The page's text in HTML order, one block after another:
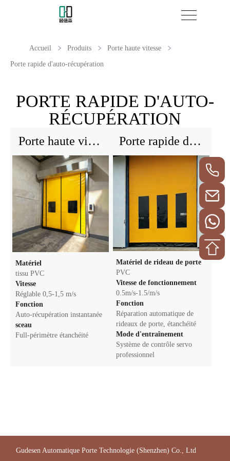
Accueil Produits Porte haute vitesse
Porte rapide d'auto-récupération
PORTE RAPIDE D'AUTO-
RÉCUPÉRATION
Porte haute vitesse scellée à fermeture éclaire
Matériel
tissu PVC
Vitesse
Réglable 0,5-1,5 m/s
Fonction
Auto-récupération instantanée
sceau
Full-périmètre étanchéité
Porte rapide d'auto-récupération
Matériel de rideau de porte
PVC
Vitesse de fonctionnement
0.5m/s-1.5/m/s
Fonction
Réparation automatique de
rideaux de porte, étanchéité
Mode d'entraînement
Système de contrôle servo
professionnel
Gudesen Automatique Porte Technologie (Shenzhen) Co., Ltd